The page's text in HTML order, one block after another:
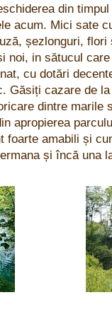
din
acum. Mici sate
șezlonguri,
noi, in sătucul
cu dotări
Găsiți cazare de
dintre marile
apropierea
foarte amabili și
și încă una